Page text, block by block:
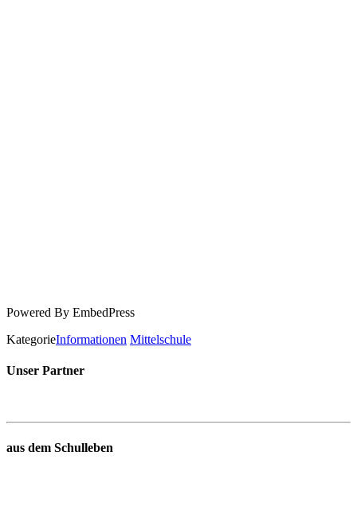
Powered By EmbedPress
KategorieInformationen Mittelschule
Unser Partner
aus dem Schulleben